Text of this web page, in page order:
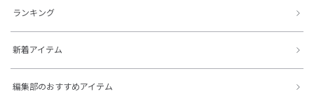
ランキング
新着アイテム
編集部のおすすめアイテム